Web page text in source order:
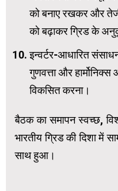
को बनाए रखकर और
को बढ़ाकर ग्रिड के
इन्वर्टर-आधारित
गुणवत्ता और
विकसित करना।
बैठक का समापन स्वच्छ,
भारतीय ग्रिड की दिशा
साथ हुआ।